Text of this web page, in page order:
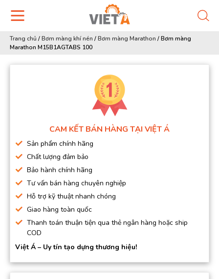
Trang chủ /Bơm màng khí nén /Bơm màng Marathon /Bơm màng
Marathon M15B1AGTABS 100
CAM KẾT BÁN HÀNG TẠI VIỆT Á
Sản phẩm chính hãng
Chất lượng đảm bảo
Bảo hành chính hãng
Tư vấn bán hàng chuyên nghiệp
Hỗ trợ kỹ thuật nhanh chóng
Giao hàng toàn quốc
Thanh toán thuận tiện qua thẻ ngân hàng hoặc ship
COD
Việt Á – Uy tín tạo dựng thương hiệu!